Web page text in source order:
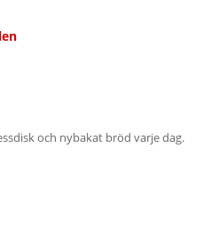
och nybakat bröd varje dag.